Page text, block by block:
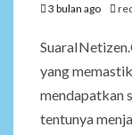
3 bulan ago
yang
mendapatkan
tentunya